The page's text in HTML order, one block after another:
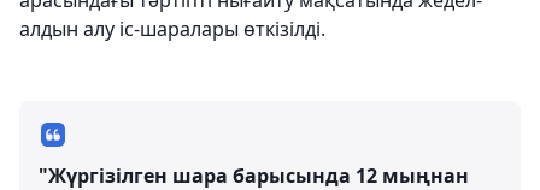
алдын алу іс-шаралары өткізілді.
"Жүргізілген шара барысында 12 мыңнан